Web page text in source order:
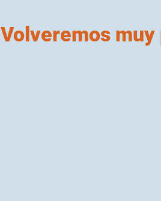
Volveremos muy